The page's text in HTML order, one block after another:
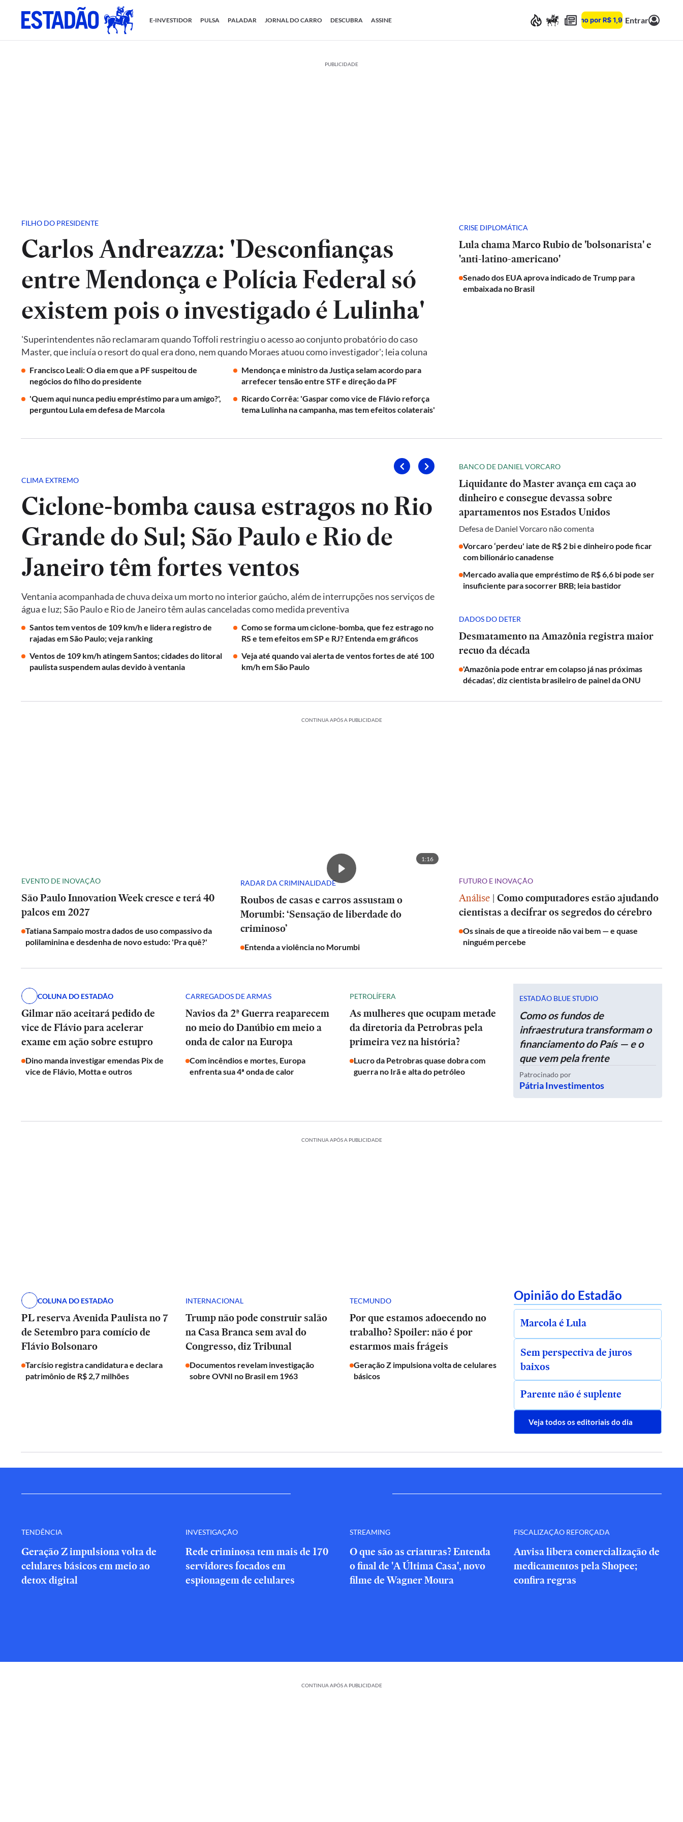
E-INVESTIDOR PULSA PALADAR JORNAL DO CARRO DESCUBRA ASSINE Entrar
PUBLICIDADE
FILHO DO PRESIDENTE
Carlos Andreazza: 'Desconfianças
entre Mendonça e Polícia Federal só
existem pois o investigado é Lulinha'
'Superintendentes não reclamaram quando Toffoli restringiu o acesso ao conjunto probatório do caso
Master, que incluía o resort do qual era dono, nem quando Moraes atuou como investigador'; leia coluna
Francisco Leali: O dia em que a PF suspeitou de
negócios do filho do presidente
Mendonça e ministro da Justiça selam acordo para
arrefecer tensão entre STF e direção da PF
'Quem aqui nunca pediu empréstimo para um amigo?',
perguntou Lula em defesa de Marcola
Ricardo Corrêa: 'Gaspar como vice de Flávio reforça
tema Lulinha na campanha, mas tem efeitos colaterais'
CRISE DIPLOMÁTICA
Lula chama Marco Rubio de 'bolsonarista' e
'anti-latino-americano'
Senado dos EUA aprova indicado de Trump para
embaixada no Brasil
CLIMA EXTREMO
Ciclone-bomba causa estragos no Rio
Grande do Sul; São Paulo e Rio de
Janeiro têm fortes ventos
Ventania acompanhada de chuva deixa um morto no interior gaúcho, além de interrupções nos serviços de
água e luz; São Paulo e Rio de Janeiro têm aulas canceladas como medida preventiva
Santos tem ventos de 109 km/h e lidera registro de
rajadas em São Paulo; veja ranking
Como se forma um ciclone-bomba, que fez estrago no
RS e tem efeitos em SP e RJ? Entenda em gráficos
Ventos de 109 km/h atingem Santos; cidades do litoral
paulista suspendem aulas devido à ventania
Veja até quando vai alerta de ventos fortes de até 100
km/h em São Paulo
BANCO DE DANIEL VORCARO
Liquidante do Master avança em caça ao
dinheiro e consegue devassa sobre
apartamentos nos Estados Unidos
Defesa de Daniel Vorcaro não comenta
Vorcaro ‘perdeu' iate de R$ 2 bi e dinheiro pode ficar
com bilionário canadense
Mercado avalia que empréstimo de R$ 6,6 bi pode ser
insuficiente para socorrer BRB; leia bastidor
DADOS DO DETER
Desmatamento na Amazônia registra maior
recuo da década
'Amazônia pode entrar em colapso já nas próximas
décadas', diz cientista brasileiro de painel da ONU
CONTINUA APÓS A PUBLICIDADE
EVENTO DE INOVAÇÃO
São Paulo Innovation Week cresce e terá 40
palcos em 2027
Tatiana Sampaio mostra dados de uso compassivo da
polilaminina e desdenha de novo estudo: 'Pra quê?'
1:16
RADAR DA CRIMINALIDADE
Roubos de casas e carros assustam o
Morumbi: ‘Sensação de liberdade do
criminoso’
Entenda a violência no Morumbi
FUTURO E INOVAÇÃO
Análise | Como computadores estão ajudando
cientistas a decifrar os segredos do cérebro
Os sinais de que a tireoide não vai bem — e quase
ninguém percebe
COLUNA DO ESTADÃO
Gilmar não aceitará pedido de
vice de Flávio para acelerar
exame em ação sobre estupro
Dino manda investigar emendas Pix de
vice de Flávio, Motta e outros
CARREGADOS DE ARMAS
Navios da 2ª Guerra reaparecem
no meio do Danúbio em meio a
onda de calor na Europa
Com incêndios e mortes, Europa
enfrenta sua 4ª onda de calor
PETROLÍFERA
As mulheres que ocupam metade
da diretoria da Petrobras pela
primeira vez na história?
Lucro da Petrobras quase dobra com
guerra no Irã e alta do petróleo
ESTADÃO BLUE STUDIO
Como os fundos de
infraestrutura transformam o
financiamento do País — e o
que vem pela frente
Patrocinado por
Pátria Investimentos
CONTINUA APÓS A PUBLICIDADE
COLUNA DO ESTADÃO
PL reserva Avenida Paulista no 7
de Setembro para comício de
Flávio Bolsonaro
Tarcísio registra candidatura e declara
patrimônio de R$ 2,7 milhões
INTERNACIONAL
Trump não pode construir salão
na Casa Branca sem aval do
Congresso, diz Tribunal
Documentos revelam investigação
sobre OVNI no Brasil em 1963
TECMUNDO
Por que estamos adoecendo no
trabalho? Spoiler: não é por
estarmos mais frágeis
Geração Z impulsiona volta de celulares
básicos
Opinião do Estadão
Marcola é Lula
Sem perspectiva de juros
baixos
Parente não é suplente
Veja todos os editoriais do dia
TENDÊNCIA
Geração Z impulsiona volta de
celulares básicos em meio ao
detox digital
INVESTIGAÇÃO
Rede criminosa tem mais de 170
servidores focados em
espionagem de celulares
STREAMING
O que são as criaturas? Entenda
o final de 'A Última Casa', novo
filme de Wagner Moura
FISCALIZAÇÃO REFORÇADA
Anvisa libera comercialização de
medicamentos pela Shopee;
confira regras
CONTINUA APÓS A PUBLICIDADE